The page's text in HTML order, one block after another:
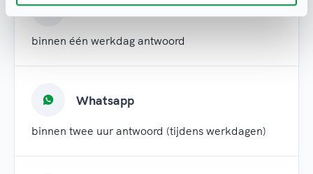
X
binnen één werkdag antwoord
Whatsapp
binnen twee uur antwoord (tijdens werkdagen)